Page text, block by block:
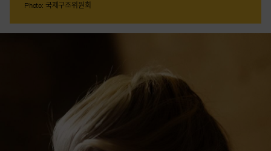
Photo: 국제구조위원회